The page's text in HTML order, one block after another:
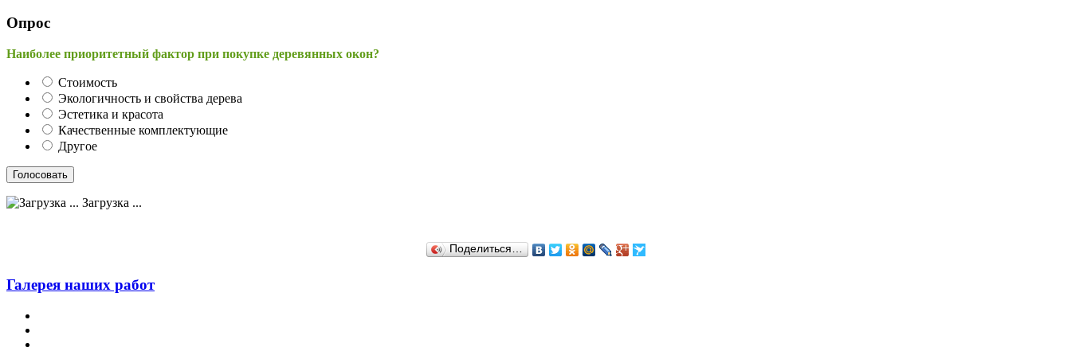
Опрос
Наиболее приоритетный фактор при покупке деревянных окон?
Стоимость
Экологичность и свойства дерева
Эстетика и красота
Качественные комплектующие
Другое
Загрузка ...
Поделиться…
Галерея наших работ